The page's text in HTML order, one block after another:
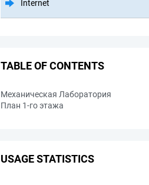
Internet
TABLE OF CONTENTS
Механическая Лаборатория
План 1-го этажа
USAGE STATISTICS